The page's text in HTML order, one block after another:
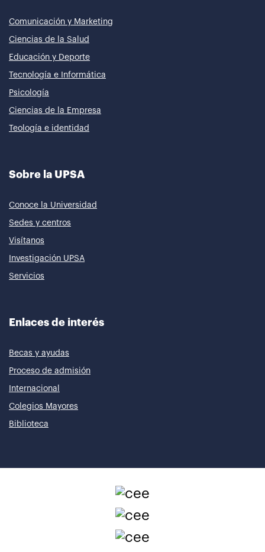
Comunicación y Marketing
Ciencias de la Salud
Educación y Deporte
Tecnología e Informática
Psicología
Ciencias de la Empresa
Teología e identidad
Sobre la UPSA
Conoce la Universidad
Sedes y centros
Visítanos
Investigación UPSA
Servicios
Enlaces de interés
Becas y ayudas
Proceso de admisión
Internacional
Colegios Mayores
Biblioteca